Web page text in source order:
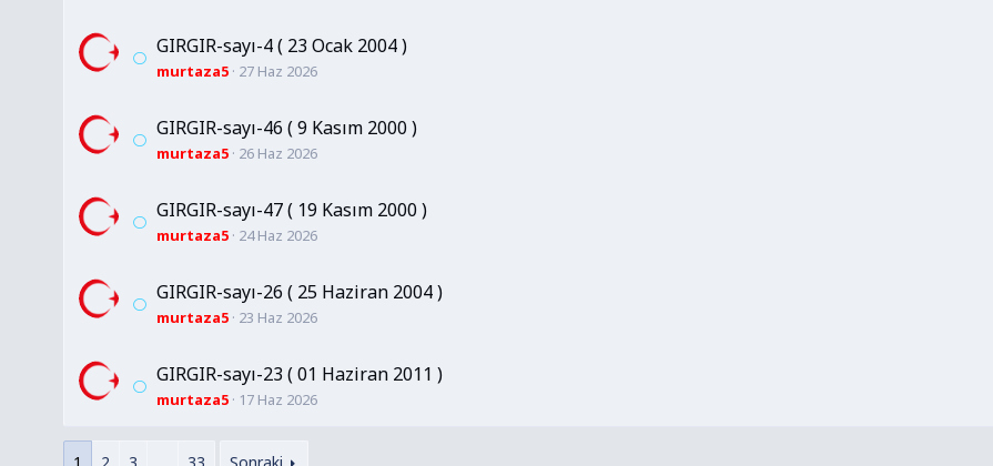
GIRGIR-sayı-4 ( 23 Ocak 2004 )
murtaza5 27 Haz 2026
GIRGIR-sayı-46 ( 9 Kasım 2000 )
murtaza5 26 Haz 2026
GIRGIR-sayı-47 ( 19 Kasım 2000 )
murtaza5 24 Haz 2026
GIRGIR-sayı-26 ( 25 Haziran 2004 )
murtaza5 23 Haz 2026
GIRGIR-sayı-23 ( 01 Haziran 2011 )
murtaza5 17 Haz 2026